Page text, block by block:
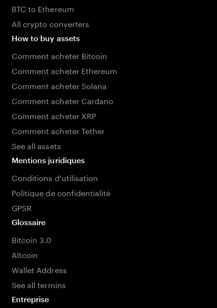
BTC to Ethereum
All crypto converters
How to buy assets
Comment acheter Bitcoin
Comment acheter Ethereum
Comment acheter Solana
Comment acheter Cardano
Comment acheter XRP
Comment acheter Tether
See all assets
Mentions juridiques
Conditions d'utilisation
Politique de confidentialité
GPSR
Glossaire
Bitcoin 3.0
Altcoin
Wallet Address
See all termins
Entreprise